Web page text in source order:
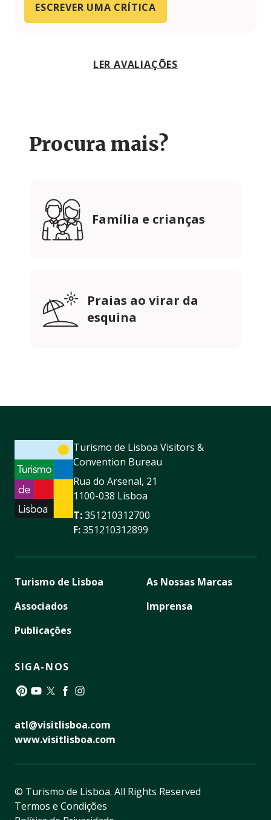
ESCREVER UMA CRÍTICA
LER AVALIAÇÕES
Procura mais?
Família e crianças
Praias ao virar da
esquina
Turismo de Lisboa Visitors &
Convention Bureau
Rua do Arsenal, 21
1100-038 Lisboa
T:351210312700
F:351210312899
Turismo de Lisboa
Associados
Publicações
As Nossas Marcas
Imprensa
SIGA-NOS
atl@visitlisboa.com
www.visitlisboa.com
© Turismo de Lisboa. All Rights Reserved
Termos e Condições